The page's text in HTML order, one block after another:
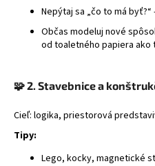
Nepýtaj sa „čo to má
Občas modeluj nové
od toaletného papiera ako
🧩2. Stavebnice a
Cieľ: logika, priestorová
Tipy:
Lego, kocky, magnetické